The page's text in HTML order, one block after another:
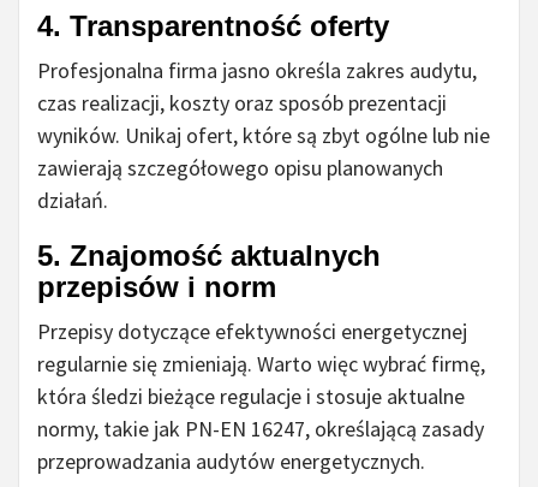
4. Transparentność oferty
Profesjonalna firma jasno określa zakres audytu,
czas realizacji, koszty oraz sposób prezentacji
wyników. Unikaj ofert, które są zbyt ogólne lub nie
zawierają szczegółowego opisu planowanych
działań.
5. Znajomość aktualnych
przepisów i norm
Przepisy dotyczące efektywności energetycznej
regularnie się zmieniają. Warto więc wybrać firmę,
która śledzi bieżące regulacje i stosuje aktualne
normy, takie jak PN-EN 16247, określającą zasady
przeprowadzania audytów energetycznych.